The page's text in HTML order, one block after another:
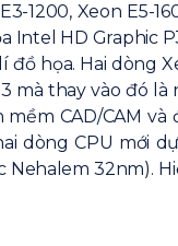
Xeon E5-
Intel HD Graphic
họa. Hai dòng
mà thay vào đó
CAD/CAM và
dòng CPU mới
32nm).